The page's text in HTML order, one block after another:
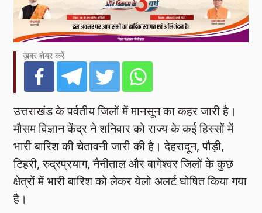
ख़बर शेयर करें
उत्तराखंड के पर्वतीय जिलों में मानसून का कहर जारी है।
मौसम विज्ञान केंद्र ने शनिवार को राज्य के कई हिस्सों में
भारी बारिश की चेतावनी जारी की है। देहरादून, पौड़ी,
टिहरी, रुद्रप्रयाग, नैनीताल और बागेश्वर जिलों के कुछ
क्षेत्रों में भारी बारिश को लेकर येलो अलर्ट घोषित किया गया
है।